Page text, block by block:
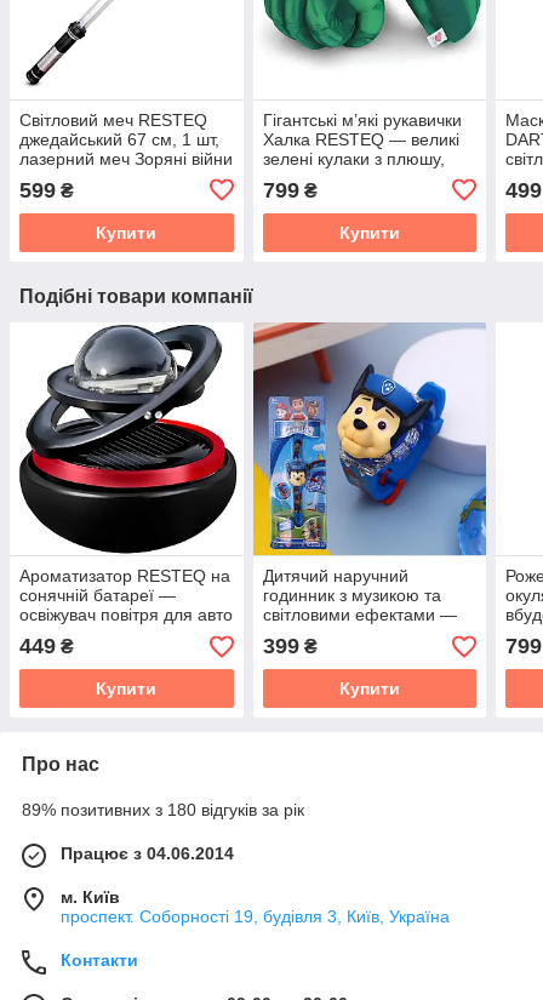
Світловий меч RESTEQ
джедайський 67 см, 1 шт,
лазерний меч Зоряні війни
599 ₴
Купити
Гігантські м’які рукавички
Халка RESTEQ — великі
зелені кулаки з плюшу,
для дітей і дорослих, 25
см
799₴
Купити
499
Подібні товари компанії
Ароматизатор RESTEQ на
сонячній батареї —
освіжувач повітря для авто
з ефектом обертання і
левітації
449 ₴
Купити
Дитячий наручний
годинник з музикою та
світловими ефектами —
Чейз Щенячий патруль,
інтерактивний годинник
для хлопчиків і
399₴
Купити
El
799
Про нас
89% позитивних з 180 відгуків за рік
Працює з 04.06.2014
м. Київ
проспект. Соборності 19, будівля 3, Київ, Україна
Контакти